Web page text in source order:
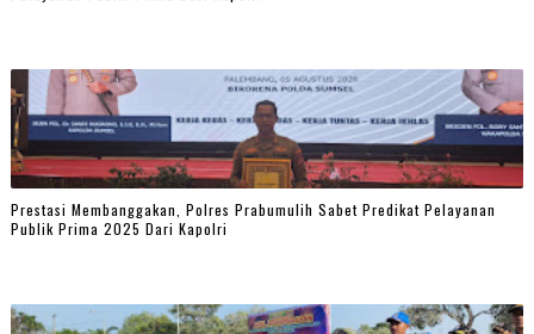
Prestasi Membanggakan, Polres Prabumulih Sabet Predikat Pelayanan
Publik Prima 2025 Dari Kapolri